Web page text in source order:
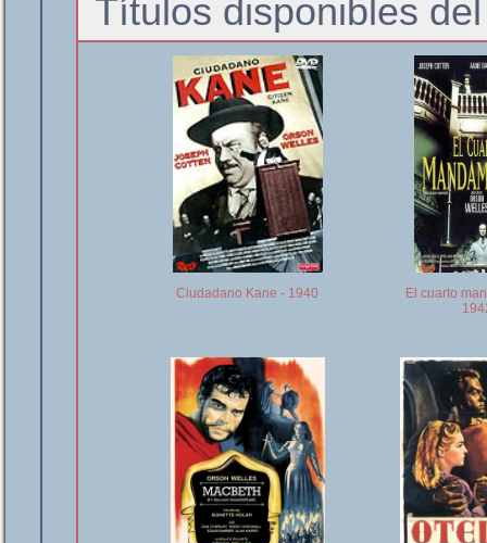
Títulos disponibles
Ciudadano Kane - 1940
El cuarto